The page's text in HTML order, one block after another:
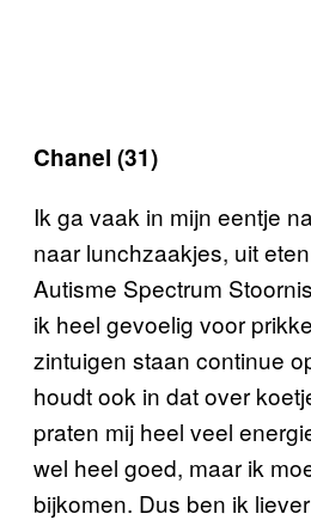
Chanel (31)
Ik ga vaak in mijn eentje
naar lunchzaakjes, uit
Autisme Spectrum
ik heel gevoelig voor
zintuigen staan continue
houdt ook in dat over
praten mij heel veel
wel heel goed, maar ik
bijkomen. Dus ben ik